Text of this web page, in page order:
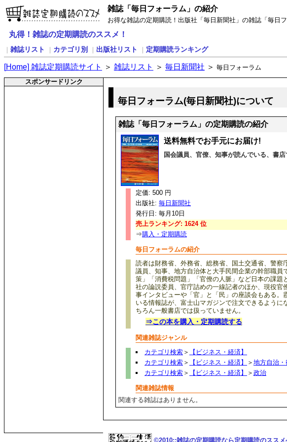
雑誌「毎日フォーラム」の紹介
お得な雑誌の定期購読！出版社「毎日新聞社」の雑誌「毎日
丸得！雑誌の定期購読のススメ！
雑誌リスト カテゴリ別 出版社リスト 定期購読ランキング
[Home] 雑誌定期購読サイト ＞ 雑誌リスト ＞ 毎日新聞社 ＞ 毎日フォーラム
スポンサードリンク
毎日フォーラム(毎日新聞社)について
雑誌「毎日フォーラム」の定期購読の紹介
送料無料でお手元にお届け!
国会議員、官僚、知事が読んでいる、書
定価: 500 円
出版社: 毎日新聞社
発行日: 毎月10日
売上ランキング: 1624 位
⇒購入・定期購読
毎日フォーラムの紹介
読者は財務省、外務省、総務省、国土交通省、警察
議員、知事、地方自治体と大手民間企業の幹部職員
策」「消費税問題」「官僚の人脈」など日本の課題
社の論説委員、官庁詰めの一線記者のほか、現役官
事インタビューや「官」と「民」の座談会もある。
いる情報誌が、富士山マガジンで注文できるように
ちろん一般書店では扱っていません。
⇒この本を購入・定期購読する
関連雑誌ジャンル
カテゴリ検索 ＞
【ビジネス・経済】
カテゴリ検索 ＞ 【ビジネス・経済】 ＞ 地方自治・
カテゴリ検索 ＞ 【ビジネス・経済】 ＞ 政治
関連雑誌情報
関連する雑誌はありません。
©2010::雑誌の定期購読なら定期購読のススメ